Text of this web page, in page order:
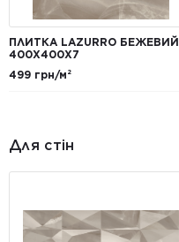
ПЛИТКА LAZURRO БЕЖЕВИЙ
400Х400Х7
499 грн/м²
Для стін